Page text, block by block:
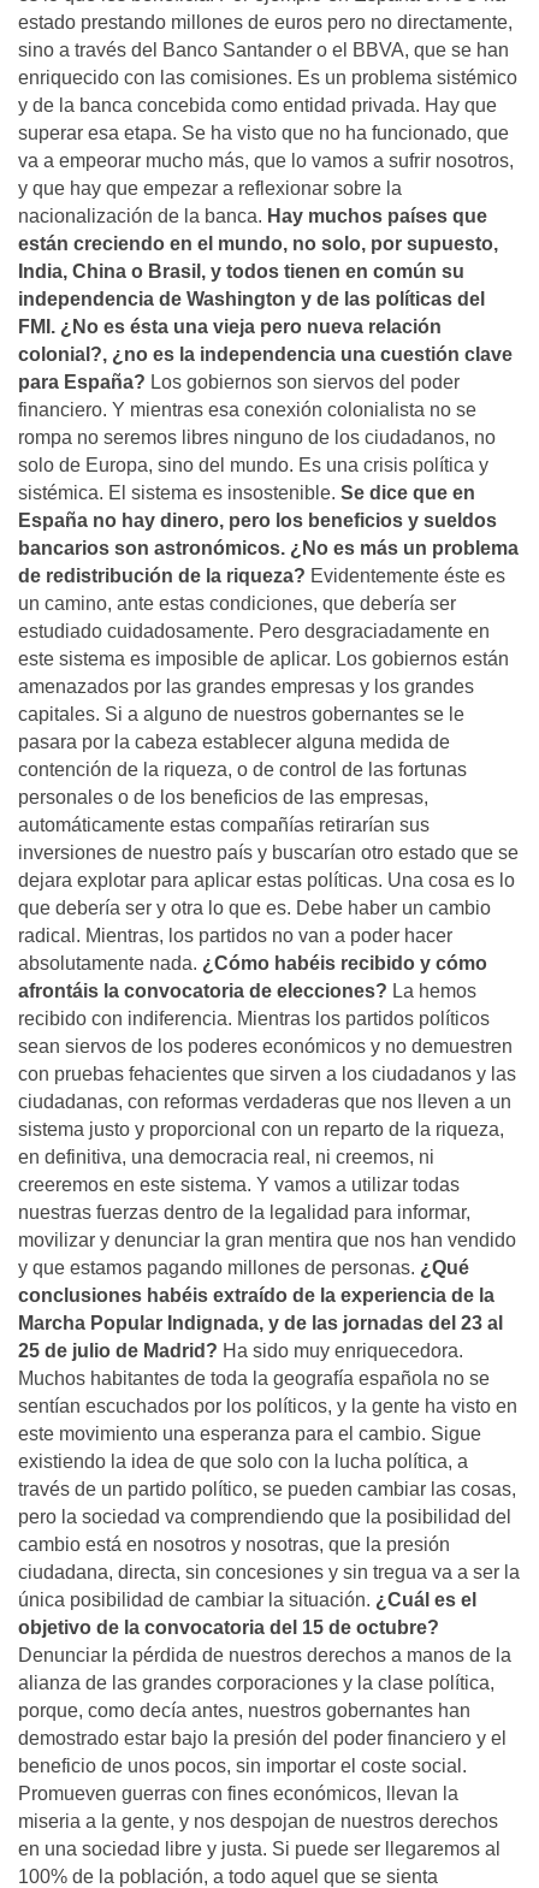
estado prestando millones de euros pero no directamente,
sino a través del Banco Santander o el BBVA, que se han
enriquecido con las comisiones. Es un problema sistémico
y de la banca concebida como entidad privada. Hay que
superar esa etapa. Se ha visto que no ha funcionado, que
va a empeorar mucho más, que lo vamos a sufrir nosotros,
y que hay que empezar a reflexionar sobre la
nacionalización de la banca. Hay muchos paí­ses que
están creciendo en el mundo, no solo, por supuesto,
India, China o Brasil, y todos tienen en común su
independencia de Washington y de las polí­ticas del
FMI. ¿No es ésta una vieja pero nueva relación
colonial?, ¿no es la independencia una cuestión clave
para España? Los gobiernos son siervos del poder
financiero. Y mientras esa conexión colonialista no se
rompa no seremos libres ninguno de los ciudadanos, no
solo de Europa, sino del mundo. Es una crisis polí­tica y
sistémica. El sistema es insostenible. Se dice que en
España no hay dinero, pero los beneficios y sueldos
bancarios son astronómicos. ¿No es más un problema
de redistribución de la riqueza? Evidentemente éste es
un camino, ante estas condiciones, que deberí­a ser
estudiado cuidadosamente. Pero desgraciadamente en
este sistema es imposible de aplicar. Los gobiernos están
amenazados por las grandes empresas y los grandes
capitales. Si a alguno de nuestros gobernantes se le
pasara por la cabeza establecer alguna medida de
contención de la riqueza, o de control de las fortunas
personales o de los beneficios de las empresas,
automáticamente estas compañí­as retirarí­an sus
inversiones de nuestro paí­s y buscarí­an otro estado que se
dejara explotar para aplicar estas polí­ticas. Una cosa es lo
que deberí­a ser y otra lo que es. Debe haber un cambio
radical. Mientras, los partidos no van a poder hacer
absolutamente nada. ¿Cómo habéis recibido y cómo
afrontáis la convocatoria de elecciones? La hemos
recibido con indiferencia. Mientras los partidos polí­ticos
sean siervos de los poderes económicos y no demuestren
con pruebas fehacientes que sirven a los ciudadanos y las
ciudadanas, con reformas verdaderas que nos lleven a un
sistema justo y proporcional con un reparto de la riqueza,
en definitiva, una democracia real, ni creemos, ni
creeremos en este sistema. Y vamos a utilizar todas
nuestras fuerzas dentro de la legalidad para informar,
movilizar y denunciar la gran mentira que nos han vendido
y que estamos pagando millones de personas. ¿Qué
conclusiones habéis extraí­do de la experiencia de la
Marcha Popular Indignada, y de las jornadas del 23 al
25 de julio de Madrid? Ha sido muy enriquecedora.
Muchos habitantes de toda la geografí­a española no se
sentí­an escuchados por los polí­ticos, y la gente ha visto en
este movimiento una esperanza para el cambio. Sigue
existiendo la idea de que solo con la lucha polí­tica, a
través de un partido polí­tico, se pueden cambiar las cosas,
pero la sociedad va comprendiendo que la posibilidad del
cambio está en nosotros y nosotras, que la presión
ciudadana, directa, sin concesiones y sin tregua va a ser la
única posibilidad de cambiar la situación. ¿Cuál es el
objetivo de la convocatoria del 15 de octubre?
Denunciar la pérdida de nuestros derechos a manos de la
alianza de las grandes corporaciones y la clase polí­tica,
porque, como decí­a antes, nuestros gobernantes han
demostrado estar bajo la presión del poder financiero y el
beneficio de unos pocos, sin importar el coste social.
Promueven guerras con fines económicos, llevan la
miseria a la gente, y nos despojan de nuestros derechos
en una sociedad libre y justa. Si puede ser llegaremos al
100% de la población, a todo aquel que se sienta